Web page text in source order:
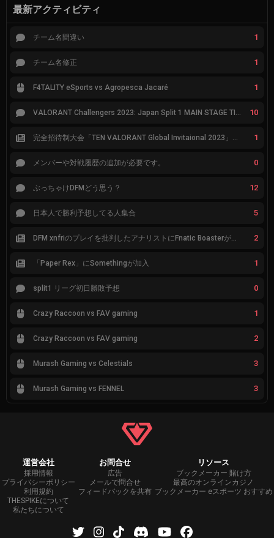
最新アクティビティ
チーム名間違い 1
チーム名修正 1
F4TALITY eSports vs Agropesca Jacaré 1
VALORANT Challengers 2023: Japan Split 1 MAIN STAGE TIER表 10
完全招待制大会「TEN VALORANT Global Invitaional 2023」が韓国で開催 1
メンバーや対戦履歴の追加が必要です。 0
ぶっちゃけDFMどう思う？ 12
日本人で勝利予想してる人集合 5
DFM xnfriのプレイを批判したアナリストにFnatic Boasterが反応「DFMは仕組みの強化が必要なだけ」 2
「Paper Rex」にSomethingが加入 1
split1 リーグ初日勝敗予想 0
Crazy Raccoon vs FAV gaming 1
Crazy Raccoon vs FAV gaming 2
Murash Gaming vs Celestials 3
Murash Gaming vs FENNEL 3
運営会社
採用情報
プライバシーポリシー
利用規約
THESPIKEについて
私たちについて
お問合せ
広告
メールで問合せ
フィードバックを共有
リソース
ブックメーカー 賭け方
最高のオンラインカジノ
ブックメーカー eスポーツ おすすめ